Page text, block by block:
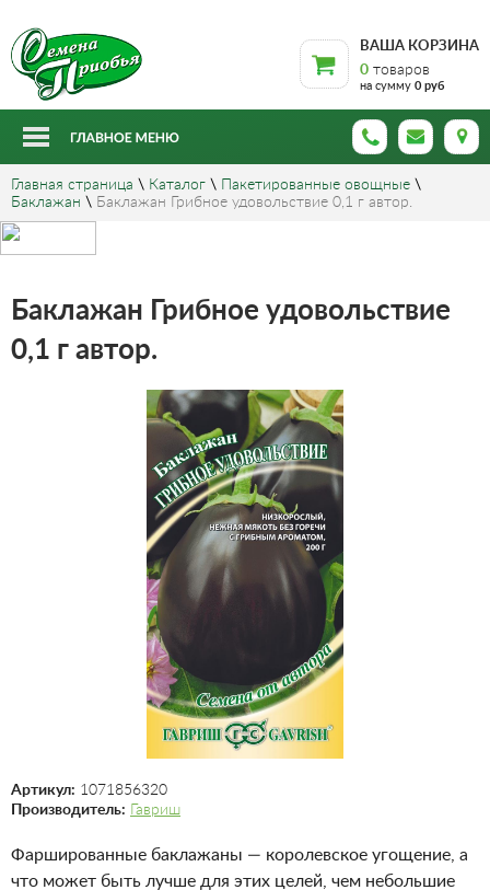
ВАША КОРЗИНА
0 товаров
на сумму 0 руб
Главная страница \ Каталог \ Пакетированные овощные \
Баклажан \ Баклажан Грибное удовольствие 0,1 г автор.
Баклажан Грибное удовольствие
0,1 г автор.
Артикул: 1071856320
Производитель:
Гавриш
Фаршированные баклажаны — королевское угощение, а
что может быть лучше для этих целей, чем небольшие